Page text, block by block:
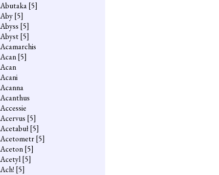
Abutaka[5]
Aby[5]
Abyss [5]
Abyst[5]
Acamarchis
Acan[5]
Acan
Acani
Acanna
Acanthus
Accessie
Acervus [5]
Acetabuł[5]
Acetometr[5]
Aceton[5]
Acetyl[5]
Ach! [5]